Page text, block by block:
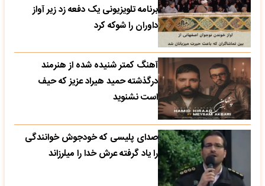
برنامه تلویزیونی یک دفعه زد زیر آواز
داوران را شوکه کرد
آهنگ کمتر شنیده شده از هنرمند
درگذشته حمید هیراد عزیز که حیف
است نشنوید
صدای پلیسی که خودجوش خوانندگی
را یاد گرفته عرش خدا را میلرزاند